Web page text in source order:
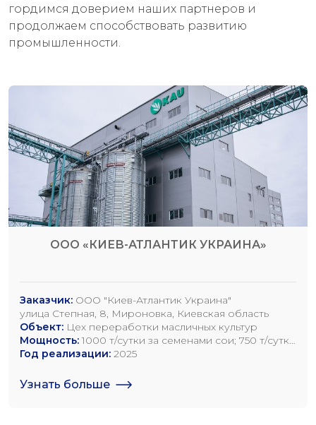
гордимся доверием наших партнеров и
продолжаем способствовать развитию
промышленности.
ООО «КИЕВ-АТЛАНТИК УКРАИНА»
Заказчик: ООО "Киев-Атлантик Украина"
улица Степная, 8, Мироновка, Киевская область
Объект: Цех переработки масличных культур
Мощность: 1000 т/сутки за семенами сои; 750 т/сутки
за семенами рапса; 1200 т/сутки по семенам
Год реализации: 2025
Узнать больше